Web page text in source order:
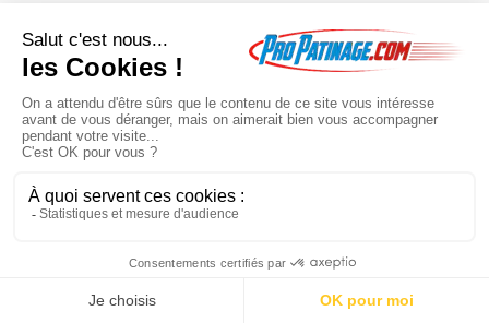
Guide de taille roller hockey
Guide de taille épaulières hockey
Guide bien choisir crosse et palette
Guide de taille jambières hockey
cookies à des fins statistiques et commerciales.